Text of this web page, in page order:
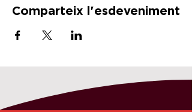
Comparteix l'esdeveniment